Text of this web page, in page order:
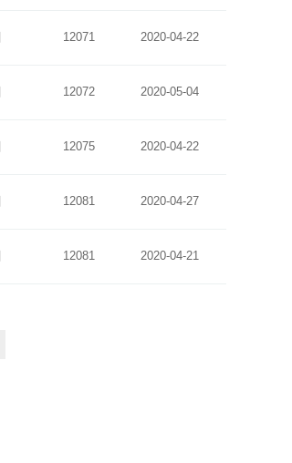
12071 2020-04-22
12072 2020-05-04
12075 2020-04-22
12081 2020-04-27
12081 2020-04-21